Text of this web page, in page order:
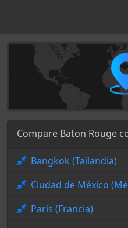
Compare Baton Rouge
Bangkok (Tailandia)
Ciudad de México
París (Francia)